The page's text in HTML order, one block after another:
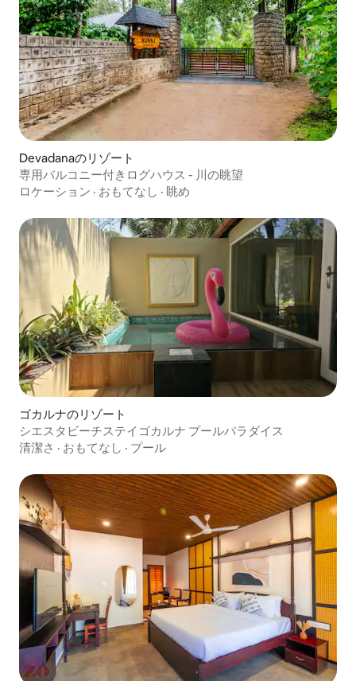
Devadanaのリゾート
専用バルコニー付きログハウス - 川の眺望
ロケーション · おもてなし · 眺め
ゴカルナのリゾート
シエスタビーチステイゴカルナ プールパラダイス
清潔さ · おもてなし · プール